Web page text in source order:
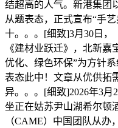
结超高的人气。新港集团
从题表态，正式宣布“手
十。。。[细致]3月30日，
《建材业跃迁》，北新
优化、绿色环保”为方针
表态此中！文章从优供拓
异。。。[细致]2026年3月
坐正在姑苏尹山湖希尔顿
（CAME）中国团队从